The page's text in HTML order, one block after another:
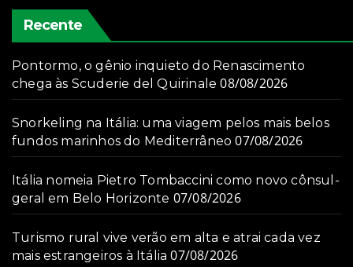
Recente
Pontormo, o gênio inquieto do Renascimento
chega às Scuderie del Quirinale 08/08/2026
Snorkeling na Itália: uma viagem pelos mais belos
fundos marinhos do Mediterrâneo 07/08/2026
Itália nomeia Pietro Tombaccini como novo cônsul-
geral em Belo Horizonte 07/08/2026
Turismo rural vive verão em alta e atrai cada vez
mais estrangeiros à Itália 07/08/2026